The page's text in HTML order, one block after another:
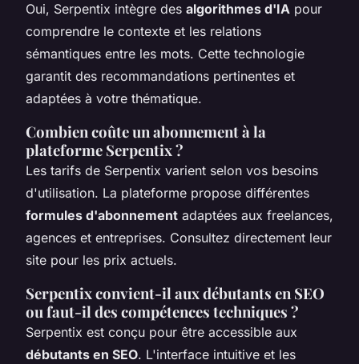
Oui, Serpentix intègre des algorithmes d'IA pour
comprendre le contexte et les relations
sémantiques entre les mots. Cette technologie
garantit des recommandations pertinentes et
adaptées à votre thématique.
Combien coûte un abonnement à la
plateforme Serpentix ?
Les tarifs de Serpentix varient selon vos besoins
d'utilisation. La plateforme propose différentes
formules d'abonnement adaptées aux freelances,
agences et entreprises. Consultez directement leur
site pour les prix actuels.
Serpentix convient-il aux débutants en SEO
ou faut-il des compétences techniques ?
Serpentix est conçu pour être accessible aux
débutants en SEO. L'interface intuitive et les